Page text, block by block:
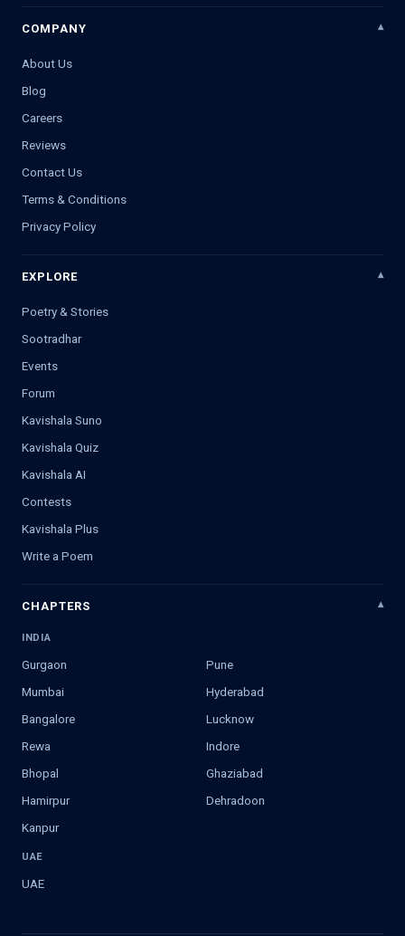
COMPANY
About Us
Blog
Careers
Reviews
Contact Us
Terms & Conditions
Privacy Policy
EXPLORE
Poetry & Stories
Sootradhar
Events
Forum
Kavishala Suno
Kavishala Quiz
Kavishala AI
Contests
Kavishala Plus
Write a Poem
CHAPTERS
INDIA
Gurgaon
Pune
Mumbai
Hyderabad
Bangalore
Lucknow
Rewa
Indore
Bhopal
Ghaziabad
Hamirpur
Dehradoon
Kanpur
UAE
UAE